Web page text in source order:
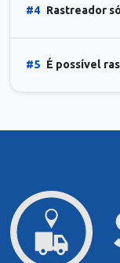
#4 Rastreador
#5 É possível